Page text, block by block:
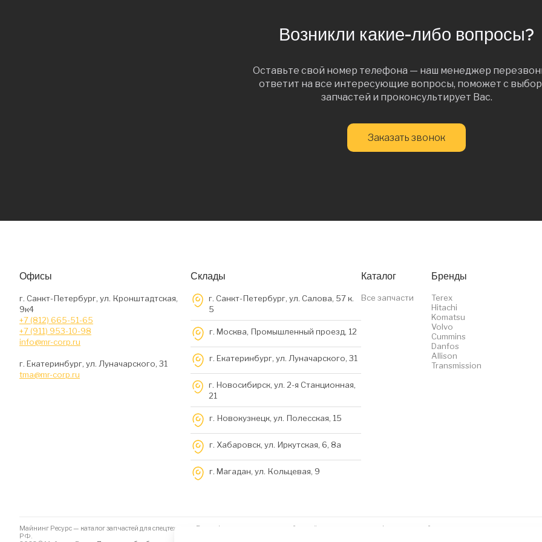
Возникли какие-либо вопросы?
Оставьте свой номер телефона — наш менеджер
ответит на все интересующие вопросы, поможет с
запчастей и проконсультирует Вас.
Заказать звонок
Офисы
г. Санкт-Петербург, ул. Кронштадтская,
9к4
+7 (812) 665-51-65
+7 (911) 953-10-98
info@mr-corp.ru
г. Екатеринбург, ул. Луначарского, 31
tma@mr-corp.ru
Склады
г. Санкт-Петербург, ул. Салова, 57 к.
5
г. Москва, Промышленный проезд, 12
г. Екатеринбург, ул. Луначарского, 31
г. Новосибирск, ул. 2-я Станционная,
21
г. Новокузнецк, ул. Полесская, 15
г. Хабаровск, ул. Иркутская, 6, 8a
г. Магадан, ул. Кольцевая, 9
Каталог
Все запчасти
Бренды
Terex
Hitachi
Komatsu
Volvo
Cummins
Danfos
Allison
Transmission
Майнинг Ресурс — каталог запчастей для спецтехники. Вся информация на данном сайте несёт исключительно информационный характер и ни при каких
РФ.